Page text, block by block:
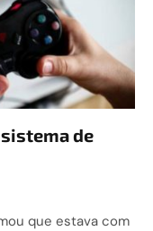
de
que estava com